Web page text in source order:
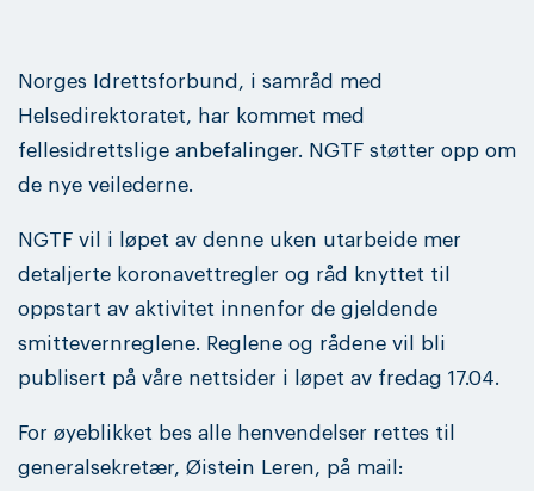
Norges Idrettsforbund, i samråd med
Helsedirektoratet, har kommet med
fellesidrettslige anbefalinger. NGTF støtter opp om
de nye veilederne.
NGTF vil i løpet av denne uken utarbeide mer
detaljerte koronavettregler og råd knyttet til
oppstart av aktivitet innenfor de gjeldende
smittevernreglene. Reglene og rådene vil bli
publisert på våre nettsider i løpet av fredag 17.04.
For øyeblikket bes alle henvendelser rettes til
generalsekretær, Øistein Leren, på mail: